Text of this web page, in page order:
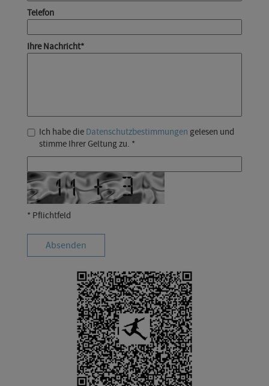
Telefon
Ihre Nachricht*
Ich habe die Datenschutzbestimmungen gelesen und
stimme Ihrer Geltung zu. *
* Pflichtfeld